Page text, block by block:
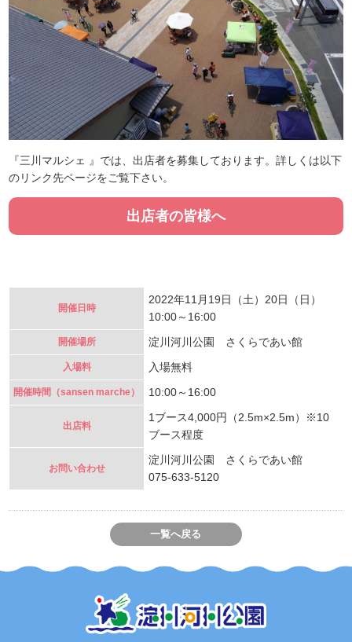
『三川マルシェ 』では、出店者を募集しております。詳しくは以下
のリンク先ページをご覧下さい。
出店者の皆様へ
開催日時
2022年11月19日（土）20日（日）
10:00～16:00
開催場所 淀川河川公園 さくらであい館
入場料 入場無料
開催時間（sansen marche） 10:00～16:00
出店料
1ブース4,000円（2.5m×2.5m）※10
ブース程度
お問い合わせ
淀川河川公園 さくらであい館
075-633-5120
一覧へ戻る